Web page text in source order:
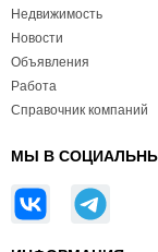
Недвижимость
Новости
Объявления
Работа
Справочник компаний
МЫ В